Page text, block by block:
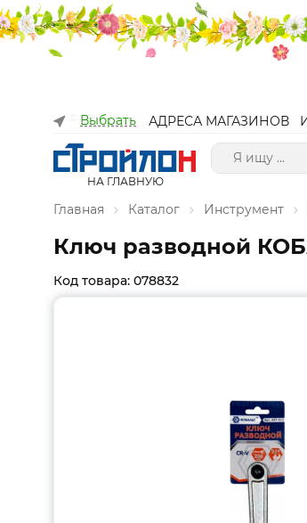
Выбрать АДРЕСА МАГАЗИНОВ
НА ГЛАВНУЮ
Главная Каталог Инструмент
Ключ разводной
Код товара: 078832